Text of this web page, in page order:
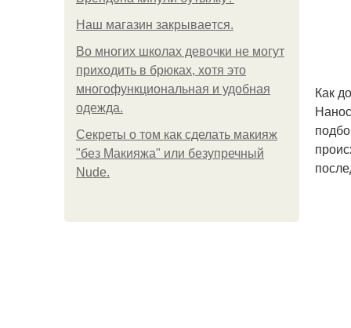
Нaш магaзин зaкрывaeтся.
Во многих школах девочки не могут
приходить в брюках, хотя это
многофункциональная и удобная
одежда.
Секреты о том как сделать макияж
"без Макияжа" или безупречный
Nude.
Как